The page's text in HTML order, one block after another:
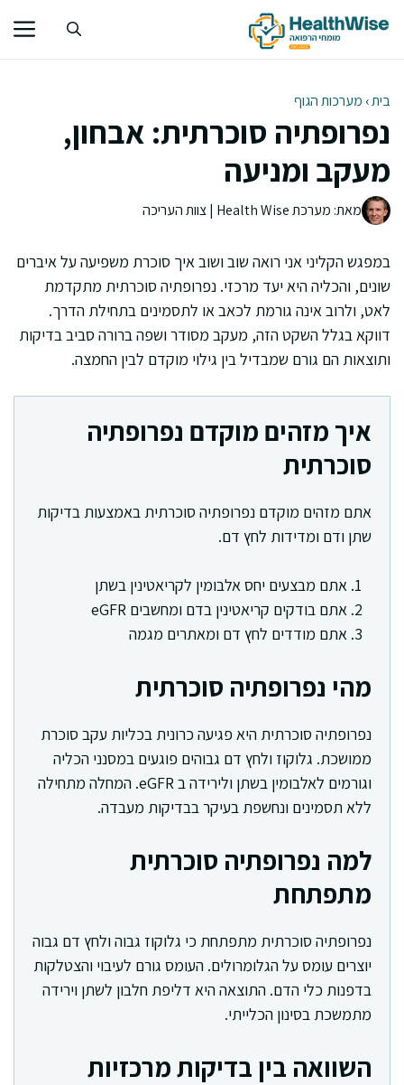
לתוכן
בית› מערכות הגוף
נפרופתיה סוכרתית: אבחון,
מעקב ומניעה
מאת: מערכת Health Wise | צוות העריכה
במפגש הקליני אני רואה שוב ושוב איך סוכרת משפיעה על איברים
שונים, והכליה היא יעד מרכזי. נפרופתיה סוכרתית מתקדמת
לאט, ולרוב אינה גורמת לכאב או לתסמינים בתחילת הדרך.
דווקא בגלל השקט הזה, מעקב מסודר ושפה ברורה סביב בדיקות
ותוצאות הם גורם שמבדיל בין גילוי מוקדם לבין החמצה.
איך מזהים מוקדם נפרופתיה
סוכרתית
אתם מזהים מוקדם נפרופתיה סוכרתית באמצעות בדיקות
שתן ודם ומדידות לחץ דם.
אתם מבצעים יחס אלבומין לקריאטינין בשתן
אתם בודקים קריאטינין בדם ומחשבים eGFR
אתם מודדים לחץ דם ומאתרים מגמה
מהי נפרופתיה סוכרתית
נפרופתיה סוכרתית היא פגיעה כרונית בכליות עקב סוכרת
ממושכת. גלוקוז ולחץ דם גבוהים פוגעים במסנני הכליה
וגורמים לאלבומין בשתן ולירידה ב eGFR. המחלה מתחילה
ללא תסמינים ונחשפת בעיקר בבדיקות מעבדה.
למה נפרופתיה סוכרתית
מתפתחת
נפרופתיה סוכרתית מתפתחת כי גלוקוז גבוה ולחץ דם גבוה
יוצרים עומס על הגלומרולים. העומס גורם לעיבוי והצטלקות
בדפנות כלי הדם. התוצאה היא דליפת חלבון לשתן וירידה
מתמשכת בסינון הכלייתי.
השוואה בין בדיקות מרכזיות